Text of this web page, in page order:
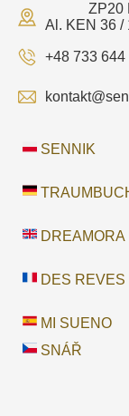
ZP20
Al. KEN 36 /
+48 733 644
SENNIK
DREAMORA
DES REVES
MI SUENO
SNÁŘ